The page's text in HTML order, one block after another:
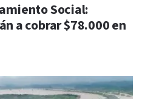
Social:
a cobrar $78.000 en